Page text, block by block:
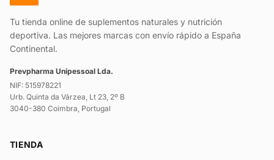
Tu tienda online de suplementos naturales y nutrición
deportiva. Las mejores marcas con envío rápido a España
Continental.
Prevpharma Unipessoal Lda.
NIF: 515978221
Urb. Quinta da Várzea, Lt 23, 2º B
3040-380 Coimbra, Portugal
TIENDA